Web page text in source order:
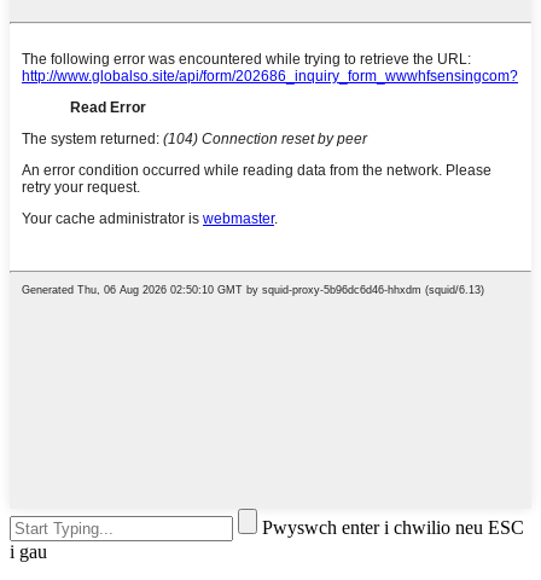
Pwyswch enter i chwilio neu ESC
i gau